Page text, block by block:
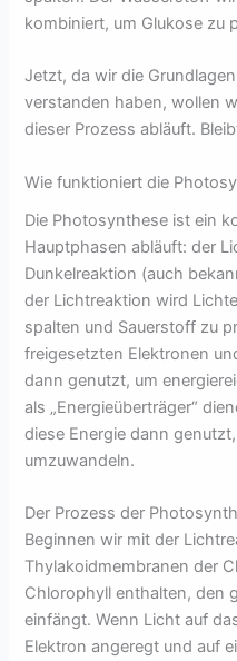
kombiniert, um Glukose zu
Jetzt, da wir die
verstanden haben, wollen
dieser Prozess abläuft.
Wie funktioniert die
Die Photosynthese ist ein
Hauptphasen abläuft: der
Dunkelreaktion (auch
der Lichtreaktion wird
spalten und Sauerstoff zu
freigesetzten Elektronen
dann genutzt, um
als „Energieüberträger“
diese Energie dann
umzuwandeln.
Der Prozess der
Beginnen wir mit der
Thylakoidmembranen der
Chlorophyll enthalten, den
einfängt. Wenn Licht auf
Elektron angeregt und auf